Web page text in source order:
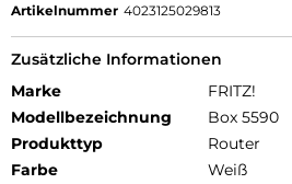
Artikelnummer 4023125029813
Zusätzliche Informationen
Marke
FRITZ!
Modellbezeichnung
Box 5590
Produkttyp
Router
Farbe
Weiß